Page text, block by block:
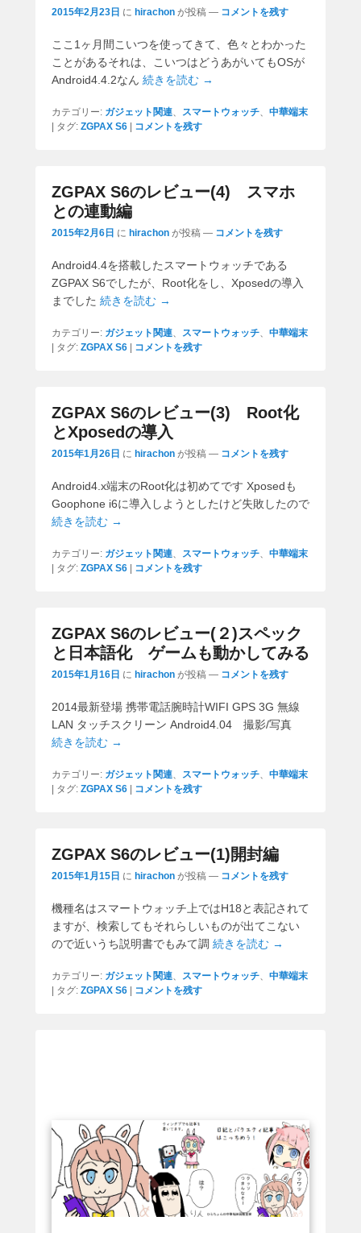
2015年2月23日 に hirachon が投稿 — コメントを残す
ここ1ヶ月間こいつを使ってきて、色々とわかった
ことがあるそれは、こいつはどうあがいてもOSが
Android4.4.2なん 続きを読む →
カテゴリー: ガジェット関連、 スマートウォッチ、 中華端末
| タグ: ZGPAX S6 | コメントを残す
ZGPAX S6のレビュー(4) スマホ
との連動編
2015年2月6日 に hirachon が投稿 — コメントを残す
Android4.4を搭載したスマートウォッチである
ZGPAX S6でしたが、Root化をし、Xposedの導入
までした 続きを読む →
カテゴリー: ガジェット関連、 スマートウォッチ、 中華端末
| タグ: ZGPAX S6 | コメントを残す
ZGPAX S6のレビュー(3) Root化
とXposedの導入
2015年1月26日 に hirachon が投稿 — コメントを残す
Android4.x端末のRoot化は初めてです Xposedも
Goophone i6に導入しようとしたけど失敗したので
続きを読む →
カテゴリー: ガジェット関連、 スマートウォッチ、 中華端末
| タグ: ZGPAX S6 | コメントを残す
ZGPAX S6のレビュー(２)スペック
と日本語化 ゲームも動かしてみる
2015年1月16日 に hirachon が投稿 — コメントを残す
2014最新登場 携帯電話腕時計WIFI GPS 3G 無線
LAN タッチスクリーン Android4.04 撮影/写真
続きを読む →
カテゴリー: ガジェット関連、 スマートウォッチ、 中華端末
| タグ: ZGPAX S6 | コメントを残す
ZGPAX S6のレビュー(1)開封編
2015年1月15日 に hirachon が投稿 — コメントを残す
機種名はスマートウォッチ上ではH18と表記されて
ますが、検索してもそれらしいものが出てこない
ので近いうち説明書でもみて調 続きを読む →
カテゴリー: ガジェット関連、 スマートウォッチ、 中華端末
| タグ: ZGPAX S6 | コメントを残す